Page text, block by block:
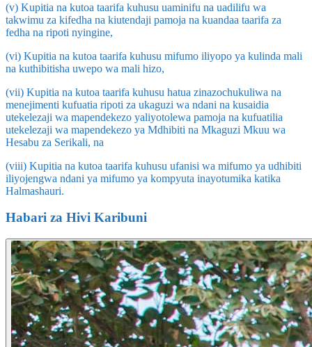
(v) Kupitia na kutoa taarifa kuhusu uaminifu na uadilifu wa
takwimu za kifedha na kiutendaji pamoja na kuandaa taarifa za
fedha na ripoti nyingine,
(vi) Kupitia na kutoa taarifa kuhusu mifumo iliyopo ya kulinda mali
na kuthibitisha uwepo wa mali hizo,
(vii) Kupitia na kutoa taarifa kuhusu hatua zinazochukuliwa na
menejimenti kufuatia ripoti za ukaguzi wa ndani na kusaidia
utekelezaji wa mapendekezo yaliyotolewa pamoja na kufuatilia
utekelezaji wa mapendekezo ya Mdhibiti na Mkaguzi Mkuu wa
Hesabu za Serikali, na
(viii) Kupitia na kutoa taarifa kuhusu ufanisi wa mifumo ya udhibiti
iliyojengwa ndani ya mifumo ya kompyuta inayotumika katika
Halmashauri.
Habari za Hivi Karibuni